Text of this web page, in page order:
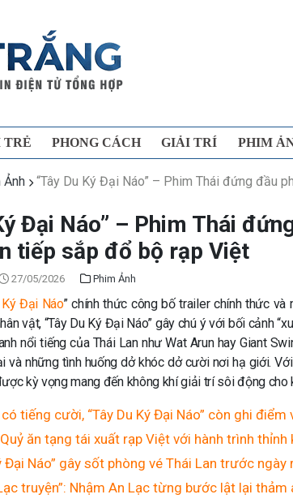
TRẺ PHONG CÁCH GIẢI TRÍ PHIM
Ảnh “Tây Du Ký Đại Náo” – Phim Thái đứng đầu
Đại Náo” – Phim Thái
tiếp sắp đổ bộ rạp Việt
27/05/2026 Phim Ảnh
Đại Náo” chính thức công bố trailer chính thức
vật, “Tây Du Ký Đại Náo” gây chú ý với bối cảnh
nổi tiếng của Thái Lan như Wat Arun hay Giant
và những tình huống dở khóc dở cười nơi hạ giới.
kỳ vọng mang đến không khí giải trí sôi động cho
tiếng cười, “Tây Du Ký Đại Náo” còn ghi
ăn tạng tái xuất rạp Việt với hành trình thỉnh
Đại Náo” gây sốt phòng vé Thái Lan trước ngày
truyện”: Nhậm An Lạc từng bước lật lại